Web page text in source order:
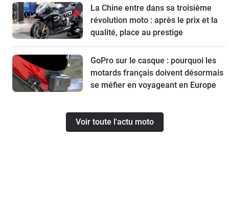
La Chine entre dans sa troisième
révolution moto : après le prix et la
qualité, place au prestige
GoPro sur le casque : pourquoi les
motards français doivent désormais
se méfier en voyageant en Europe
Voir toute l'actu moto